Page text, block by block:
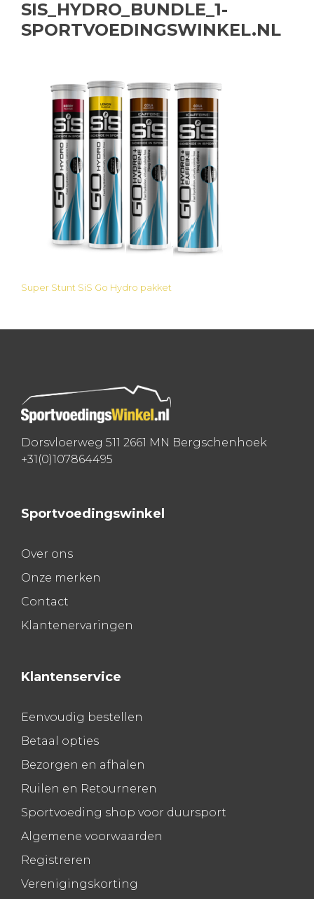
SIS_HYDRO_BUNDLE_1-
SPORTVOEDINGSWINKEL.NL
Bericht
navigatie
Super Stunt SiS Go Hydro pakket
Dorsvloerweg 511 2661 MN Bergschenhoek
+31(0)107864495
Sportvoedingswinkel
Over ons
Onze merken
Contact
Klantenervaringen
Klantenservice
Eenvoudig bestellen
Betaal opties
Bezorgen en afhalen
Ruilen en Retourneren
Sportvoeding shop voor duursport
Algemene voorwaarden
Registreren
Verenigingskorting